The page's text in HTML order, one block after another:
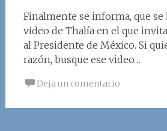
Finalmente se informa, que
video de Thalía en el que
al Presidente de México. Si
razón, busque ese video…
Deja un comentario